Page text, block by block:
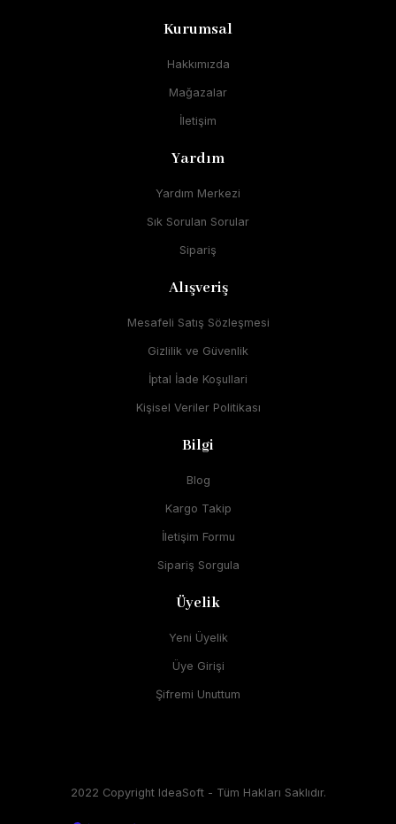
Kurumsal
Hakkımızda
Mağazalar
İletişim
Yardım
Yardım Merkezi
Sık Sorulan Sorular
Sipariş
Alışveriş
Mesafeli Satış Sözleşmesi
Gizlilik ve Güvenlik
İptal İade Koşullari
Kişisel Veriler Politikası
Bilgi
Blog
Kargo Takip
İletişim Formu
Sipariş Sorgula
Üyelik
Yeni Üyelik
Üye Girişi
Şifremi Unuttum
2022 Copyright IdeaSoft - Tüm Hakları Saklıdır.